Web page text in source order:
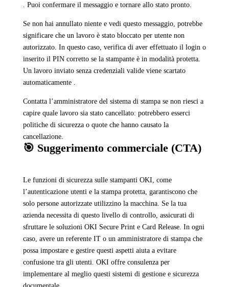
. Puoi confermare il messaggio e tornare allo stato pronto.
Se non hai annullato niente e vedi questo messaggio, potrebbe
significare che un lavoro è stato bloccato per utente non
autorizzato. In questo caso, verifica di aver effettuato il login o
inserito il PIN corretto se la stampante è in modalità protetta.
Un lavoro inviato senza credenziali valide viene scartato
automaticamente .
Contatta l’amministratore del sistema di stampa se non riesci a
capire quale lavoro sia stato cancellato: potrebbero esserci
politiche di sicurezza o quote che hanno causato la
cancellazione.
🎯 Suggerimento commerciale (CTA)
Le funzioni di sicurezza sulle stampanti OKI, come
l’autenticazione utenti e la stampa protetta, garantiscono che
solo persone autorizzate utilizzino la macchina. Se la tua
azienda necessita di questo livello di controllo, assicurati di
sfruttare le soluzioni OKI Secure Print e Card Release. In ogni
caso, avere un referente IT o un amministratore di stampa che
possa impostare e gestire questi aspetti aiuta a evitare
confusione tra gli utenti. OKI offre consulenza per
implementare al meglio questi sistemi di gestione e sicurezza